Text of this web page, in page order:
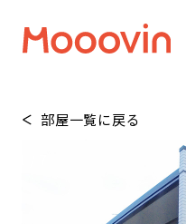
部屋一覧に戻る